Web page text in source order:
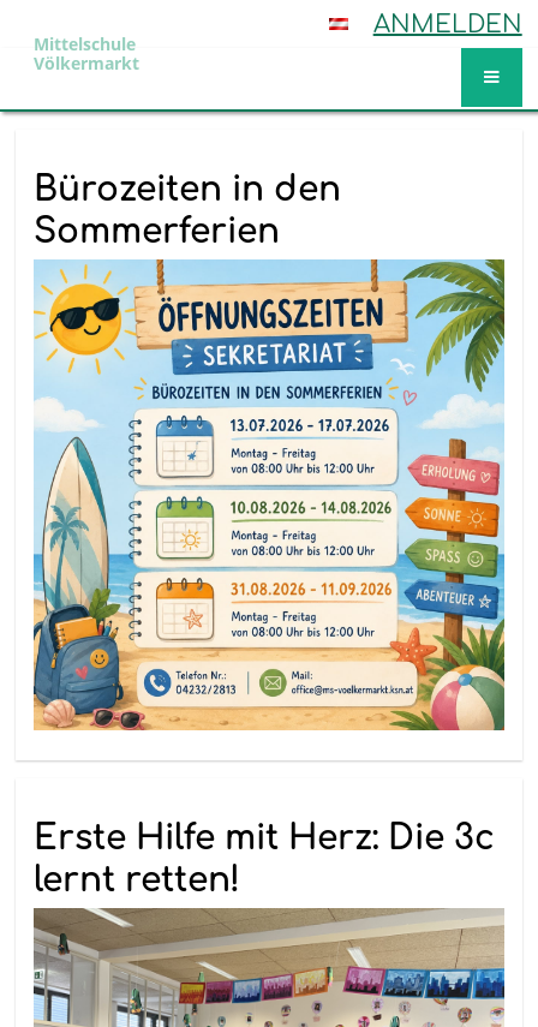
ANMELDEN
Mittelschule
Völkermarkt
Bürozeiten in den
Sommerferien
Erste Hilfe mit Herz: Die 3c
lernt retten!